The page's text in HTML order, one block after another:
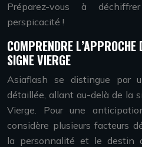
Préparez-vous à
perspicacité !
COMPRENDRE L’APPROCHE
SIGNE VIERGE
Asiaflash se distingue par
détaillée, allant au-delà de la
Vierge. Pour une
considère plusieurs facteurs
la personnalité et le destin